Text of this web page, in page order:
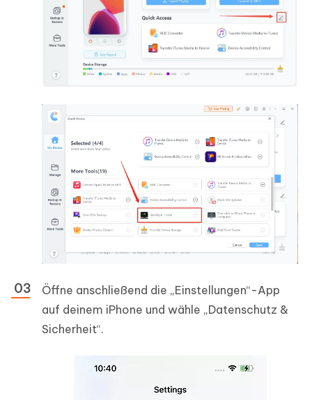
Öffne anschließend die „Einstellungen“-App
auf deinem iPhone und wähle „Datenschutz &
Sicherheit“.